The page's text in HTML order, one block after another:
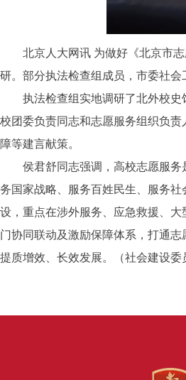
北京人大网讯 为做好《北京市
研。部分执法检查组成员，市委社
执法检查组实地调研了北外校史馆
校团委负责同志和志愿服务组织负
障等建言献策。
侯君舒同志强调，高校志愿服务是
务国家战略、服务百姓民生、服务
设，重点在涉外服务、应急救援、
门协同联动及激励保障体系，打通
提质增效、长效发展。
（社会建设委